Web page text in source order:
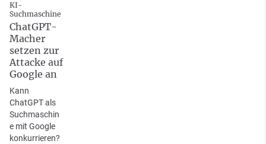
KI-
Suchmaschine
ChatGPT-
Macher
setzen zur
Attacke auf
Google an
Kann
ChatGPT als
Suchmaschin
e mit Google
konkurrieren?